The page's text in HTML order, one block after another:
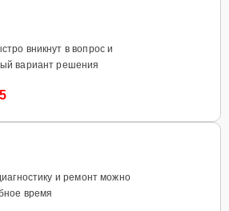
вникнут в вопрос и
вариант решения
и ремонт можно
время